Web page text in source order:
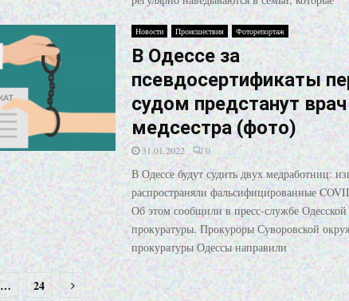
Новости Происшествия Фоторепортаж
В Одессе за
псевдосертификаты
судом предстанут
медсестра (фото)
31.01.2022 0
В Одессе будут судить двух медработниц:
распространяли фальсифицированные
Об этом сообщили в пресс-службе Одесской
прокуратуры. Прокуроры Суворовской
прокуратуры Одессы направили
… 24